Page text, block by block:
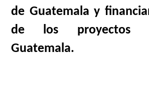
de Guatemala y
de los proyectos
Guatemala.